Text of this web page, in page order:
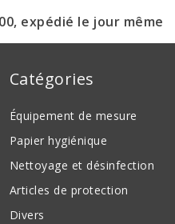
expédié le jour même
Catégories
Équipement de mesure
Papier hygiénique
Nettoyage et désinfection
Articles de protection
Divers